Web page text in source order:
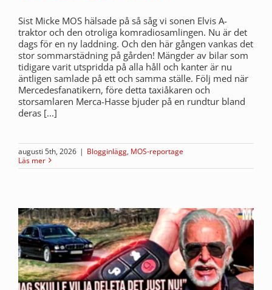
Sist Micke MOS hälsade på så såg vi sonen Elvis A-
traktor och den otroliga komradiosamlingen. Nu är det
dags för en ny laddning. Och den här gången vankas det
stor sommarstädning på gården! Mängder av bilar som
tidigare varit utspridda på alla håll och kanter är nu
äntligen samlade på ett och samma ställe. Följ med när
Mercedesfanatikern, före detta taxiåkaren och
storsamlaren Merca-Hasse bjuder på en rundtur bland
deras [...]
augusti 5th, 2026 | Blogginlägg, MOS-reportage
Läs mer